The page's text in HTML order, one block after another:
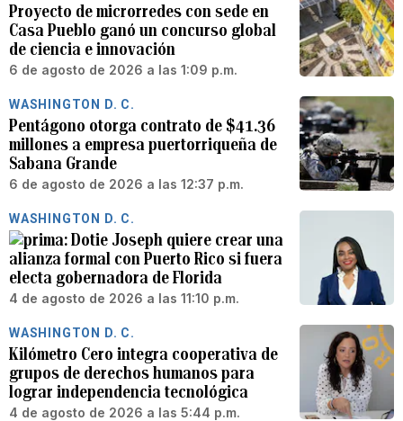
Proyecto de microrredes con sede en
Casa Pueblo ganó un concurso global
de ciencia e innovación
6 de agosto de 2026 a las 1:09 p.m.
WASHINGTON D. C.
Pentágono otorga contrato de $41.36
millones a empresa puertorriqueña de
Sabana Grande
6 de agosto de 2026 a las 12:37 p.m.
WASHINGTON D. C.
Dotie Joseph quiere crear una
alianza formal con Puerto Rico si fuera
electa gobernadora de Florida
4 de agosto de 2026 a las 11:10 p.m.
WASHINGTON D. C.
Kilómetro Cero integra cooperativa de
grupos de derechos humanos para
lograr independencia tecnológica
4 de agosto de 2026 a las 5:44 p.m.